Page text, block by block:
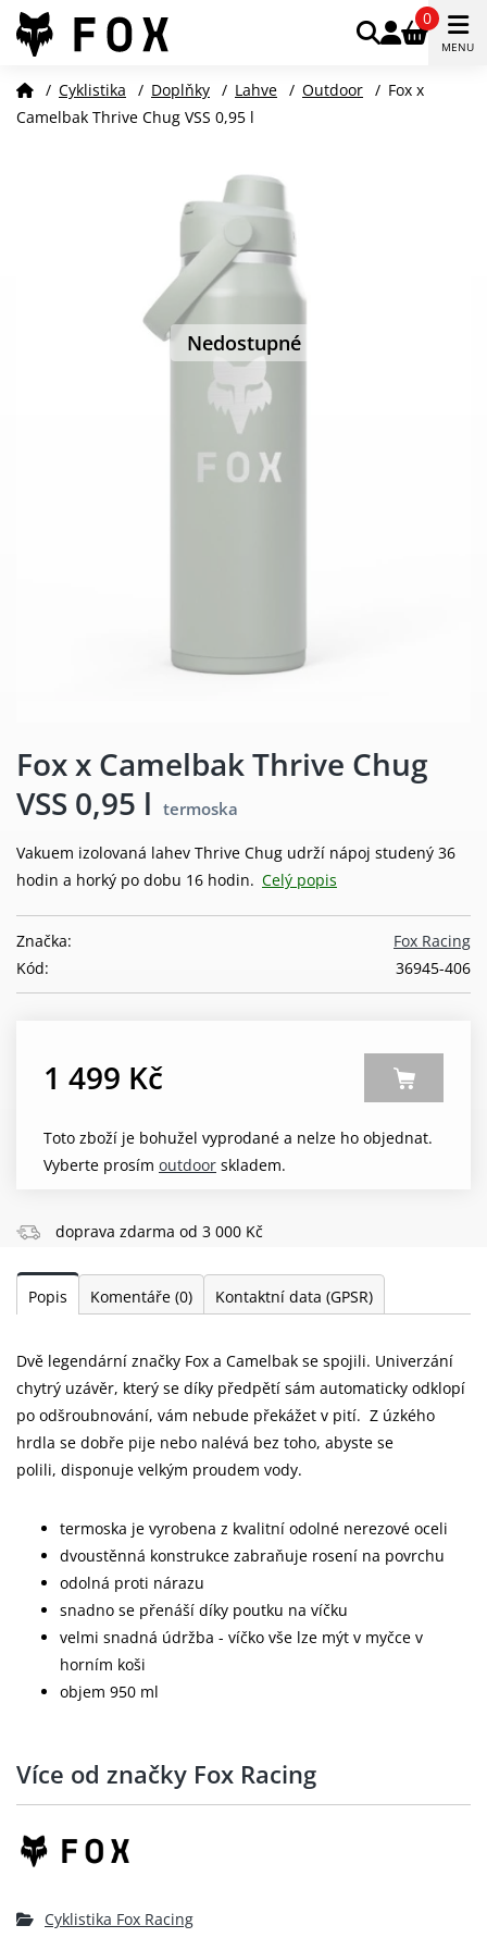
0
MENU
/ Cyklistika / Doplňky / Lahve / Outdoor / Fox x
Camelbak Thrive Chug VSS 0,95 l
Nedostupné
Fox x Camelbak Thrive Chug
VSS 0,95 l termoska
Vakuem izolovaná lahev Thrive Chug udrží nápoj studený 36
hodin a horký po dobu 16 hodin. Celý popis
Fox Racing
Značka:
36945-406
Kód:
1 499 Kč
Toto zboží je bohužel vyprodané a nelze ho objednat.
Vyberte prosím outdoor skladem.
doprava zdarma od 3 000 Kč
Popis Komentáře (0) Kontaktní data (GPSR)
Dvě legendární značky Fox a Camelbak se spojili. Univerzání
chytrý uzávěr, který se díky předpětí sám automaticky odklopí
po odšroubnování, vám nebude překážet v pití. Z úzkého
hrdla se dobře pije nebo nalévá bez toho, abyste se
polili, disponuje velkým proudem vody.
termoska je vyrobena z kvalitní odolné nerezové oceli
dvoustěnná konstrukce zabraňuje rosení na povrchu
odolná proti nárazu
snadno se přenáší díky poutku na víčku
velmi snadná údržba - víčko vše lze mýt v myčce v
horním koši
objem 950 ml
Více od značky Fox Racing
Cyklistika Fox Racing